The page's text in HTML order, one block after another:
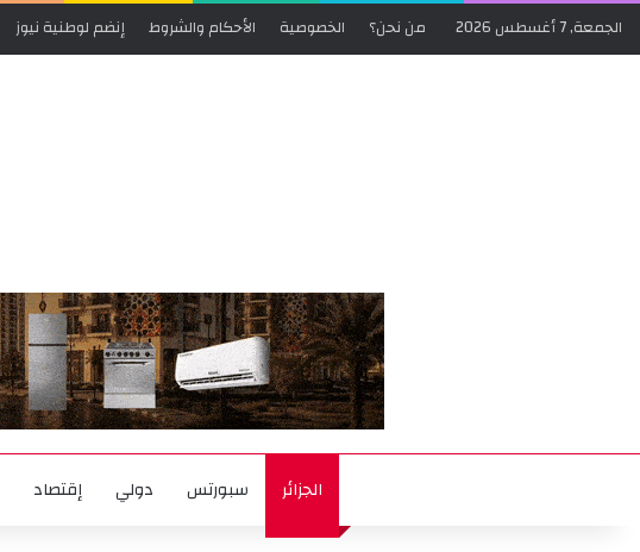
الجمعة, 7 أغسطس 2026 من نحن؟ الخصوصية الأحكام والشروط إنضم لوطنية نيوز
الجزائر سبورتس دولي إقتصاد